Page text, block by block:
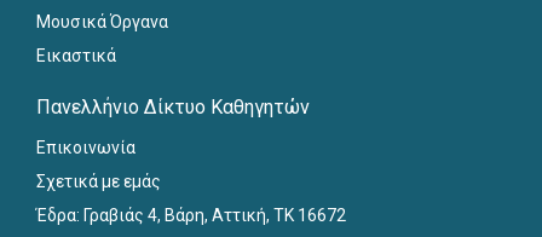
Μουσικά Όργανα
Εικαστικά
Πανελλήνιο Δίκτυο Καθηγητών
Επικοινωνία
Σχετικά με εμάς
Έδρα: Γραβιάς 4, Βάρη, Αττική, ΤΚ 16672